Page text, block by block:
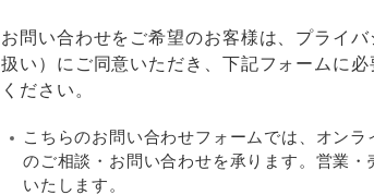
お問い合わせをご希望のお客様は、 プライバ
扱い）にご同意いただき、下記フォームに
ください。
こちらのお問い合わせフォームでは、オン
のご相談・お問い合わせを承ります。営業
いたします。